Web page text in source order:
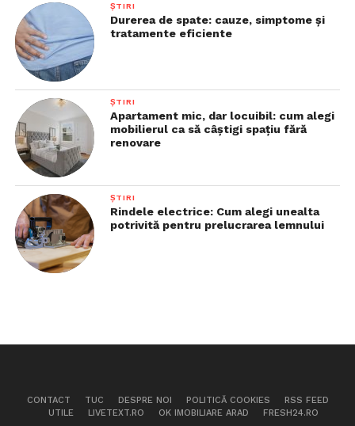
ȘTIRI
Durerea de spate: cauze, simptome și
tratamente eficiente
ȘTIRI
Apartament mic, dar locuibil: cum alegi
mobilierul ca să câștigi spațiu fără
renovare
ȘTIRI
Rindele electrice: Cum alegi unealta
potrivită pentru prelucrarea lemnului
CONTACT TUC DESPRE NOI POLITICĂ COOKIES
RSS FEED
UTILE
LIVETEXT.RO OK IMOBILIARE ARAD FRESH24.RO